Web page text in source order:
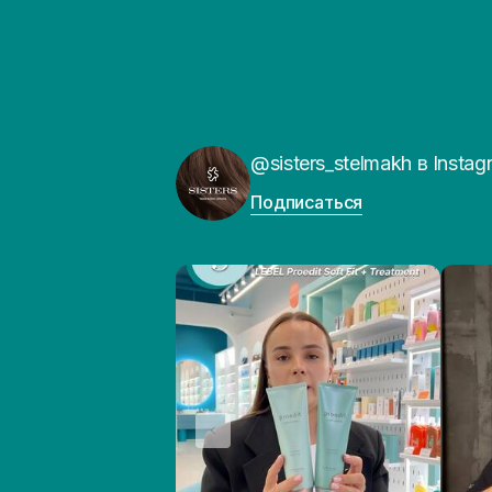
@sisters_stelmakh в
Подписаться